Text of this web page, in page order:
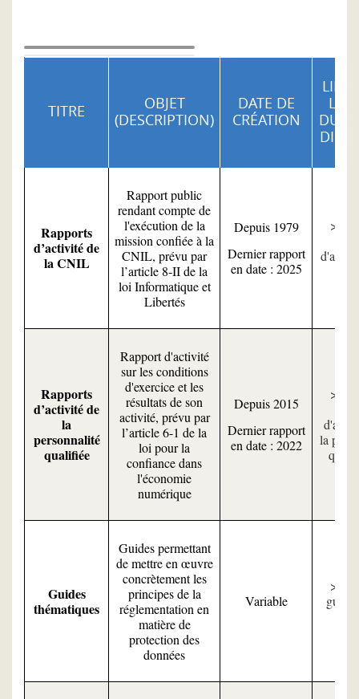
TITRE
OBJET
(DESCRIPTION)
DATE DE
CRÉATION
LIEN
LA
DU
Rapports
d’activité de
la CNIL
Rapport public
rendant compte de
l'exécution de la
mission confiée à la
CNIL, prévu par
l’article 8-II de la
loi Informatique et
Libertés
Depuis 1979
Dernier rapport
en date : 2025
Rapports
d’activité de
la
personnalité
qualifiée
Rapport d'activité
sur les conditions
d'exercice et les
résultats de son
activité, prévu par
l’article 6-1 de la
loi pour la
confiance dans
l'économie
numérique
Depuis 2015
Dernier rapport
en date : 2022
la
Guides
thématiques
Guides permettant
de mettre en œuvre
concrètement les
principes de la
réglementation en
matière de
protection des
données
Variable